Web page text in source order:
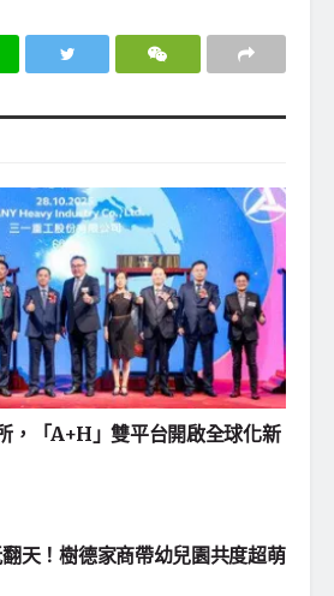
，「A+H」雙平台開啟全球化新
天！樹德家商帶幼兒園共度超萌